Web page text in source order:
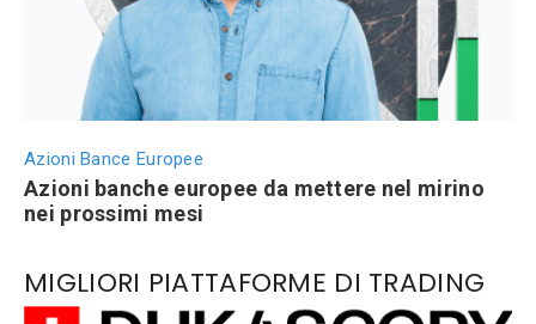
Azioni Bance Europee
Azioni banche europee da mettere nel mirino
nei prossimi mesi
MIGLIORI PIATTAFORME DI TRADING